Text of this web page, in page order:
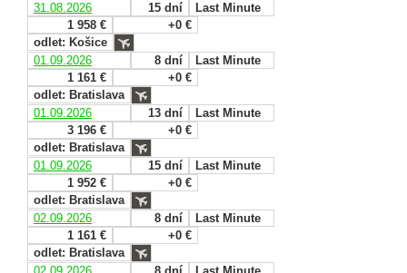
31.08.2026
15 dní
Last Minute
1 958 €
+0 €
odlet: Košice
01.09.2026
8 dní
Last Minute
1 161 €
+0 €
odlet: Bratislava
01.09.2026
13 dní
Last Minute
3 196 €
+0 €
odlet: Bratislava
01.09.2026
15 dní
Last Minute
1 952 €
+0 €
odlet: Bratislava
02.09.2026
8 dní
Last Minute
1 161 €
+0 €
odlet: Bratislava